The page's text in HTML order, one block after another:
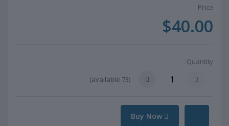
Price:
$40.00
Quantity:
(
73